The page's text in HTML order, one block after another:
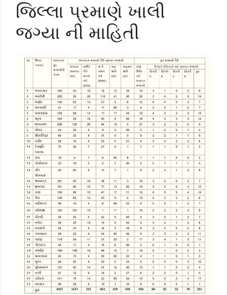
જિલ્લા પ્રમાણે ખાલી
જગ્યા ની માહિતી